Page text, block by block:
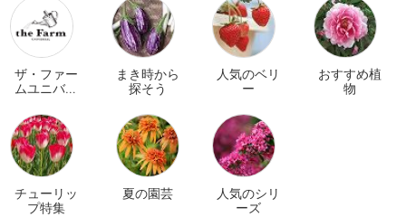
ザ・ファー
ムユニバー
イン
まき時から
探そう
人気のベリ
ー
おすすめ植
物
チューリッ
プ特集
夏の園芸
人気のシリ
ーズ